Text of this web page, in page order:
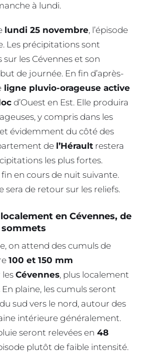
à lundi.
lundi 25 novembre, l’épisode
Les précipitations sont
les Cévennes et son
de journée. En fin d’après-
ligne pluvio-orageuse active
d’Ouest en Est. Elle produira
y compris dans les
évidemment du côté des
de l’Hérault restera
les plus fortes.
fin en cours de nuit suivante.
sera de retour sur les reliefs.
en Cévennes, de
sommets
on attend des cumuls de
100 et 150 mm
Cévennes, plus localement
En plaine, les cumuls seront
sud vers le nord, autour des
intérieure généralement.
seront relevées en 48
plutôt de faible intensité.